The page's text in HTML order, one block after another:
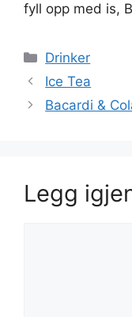
fyll opp med is,
Kategorier
Drinker
Ice Tea
Bacardi &
Legg